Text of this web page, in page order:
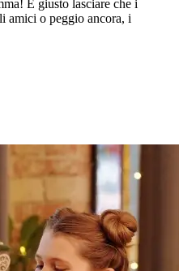
È giusto lasciare che i
amici o peggio ancora, i